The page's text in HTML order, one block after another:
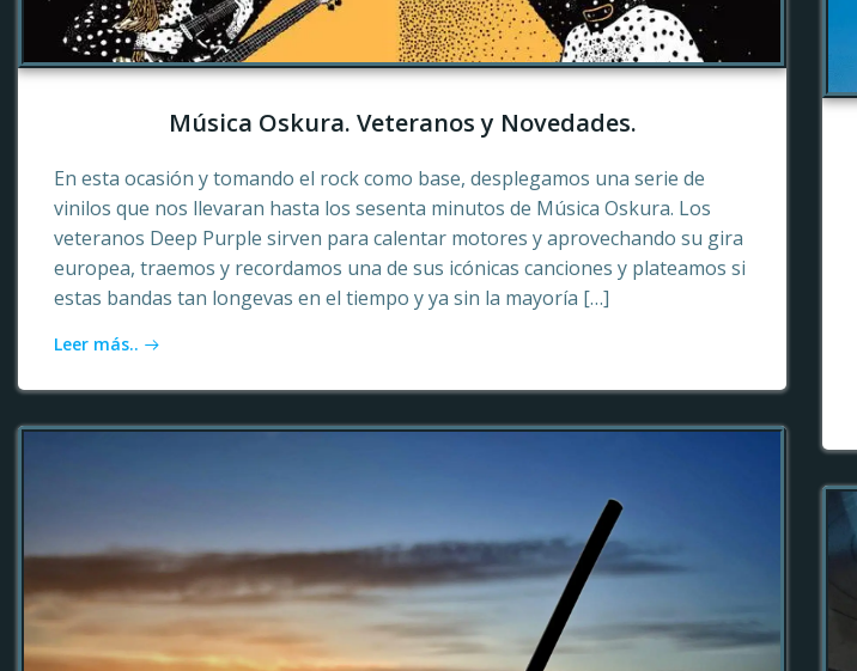
Música Oskura. Veteranos y Novedades.
En esta ocasión y tomando el rock como base, desplegamos una serie de
vinilos que nos llevaran hasta los sesenta minutos de Música Oskura. Los
veteranos Deep Purple sirven para calentar motores y aprovechando su gira
europea, traemos y recordamos una de sus icónicas canciones y plateamos si
estas bandas tan longevas en el tiempo y ya sin la mayoría […]
Leer más..